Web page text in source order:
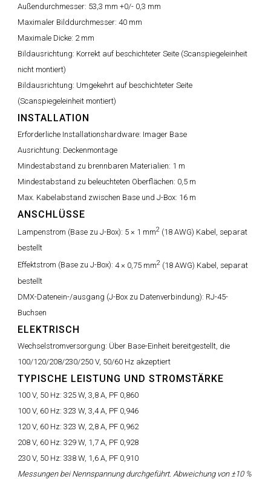
Außendurchmesser: 53,3 mm +0/- 0,3 mm
Maximaler Bilddurchmesser: 40 mm
Maximale Dicke: 2 mm
Bildausrichtung: Korrekt auf beschichteter Seite (Scanspiegeleinheit
nicht montiert)
Bildausrichtung: Umgekehrt auf beschichteter Seite
(Scanspiegeleinheit montiert)
INSTALLATION
Erforderliche Installationshardware: Imager Base
Ausrichtung: Deckenmontage
Mindestabstand zu brennbaren Materialien: 1 m
Mindestabstand zu beleuchteten Oberflächen: 0,5 m
Max. Kabelabstand zwischen Base und J-Box: 16 m
ANSCHLÜSSE
Lampenstrom (Base zu J-Box): 5 × 1 mm2 (18 AWG) Kabel, separat
bestellt
Effektstrom (Base zu J-Box): 4 × 0,75 mm2 (18 AWG) Kabel, separat
bestellt
DMX-Datenein-/ausgang (J-Box zu Datenverbindung): RJ-45-
Buchsen
ELEKTRISCH
Wechselstromversorgung: Über Base-Einheit bereitgestellt, die
100/120/208/230/250 V, 50/60 Hz akzeptiert
TYPISCHE LEISTUNG UND STROMSTÄRKE
100 V, 50 Hz: 325 W, 3,8 A, PF 0,860
100 V, 60 Hz: 323 W, 3,4 A, PF 0,946
120 V, 60 Hz: 323 W, 2,8 A, PF 0,962
208 V, 60 Hz: 329 W, 1,7 A, PF 0,928
230 V, 50 Hz: 338 W, 1,6 A, PF 0,910
Messungen bei Nennspannung durchgeführt. Abweichung von ±10 %